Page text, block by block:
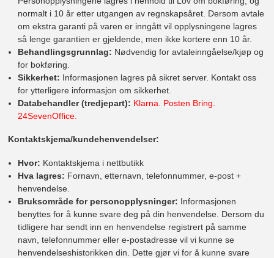
normalt i 10 år etter utgangen av regnskapsåret. Dersom avtale
om ekstra garanti på varen er inngått vil opplysningene lagres
så lenge garantien er gjeldende, men ikke kortere enn 10 år.
Behandlingsgrunnlag: Nødvendig for avtaleinngåelse/kjøp og
for bokføring.
Sikkerhet: Informasjonen lagres på sikret server. Kontakt oss
for ytterligere informasjon om sikkerhet.
Databehandler (tredjepart): Klarna. Posten Bring.
24SevenOffice.
Kontaktskjema/kundehenvendelser:
Hvor: Kontaktskjema i nettbutikk
Hva lagres: Fornavn, etternavn, telefonnummer, e-post +
henvendelse.
Bruksområde for personopplysninger: Informasjonen
benyttes for å kunne svare deg på din henvendelse. Dersom du
tidligere har sendt inn en henvendelse registrert på samme
navn, telefonnummer eller e-postadresse vil vi kunne se
henvendelseshistorikken din. Dette gjør vi for å kunne svare